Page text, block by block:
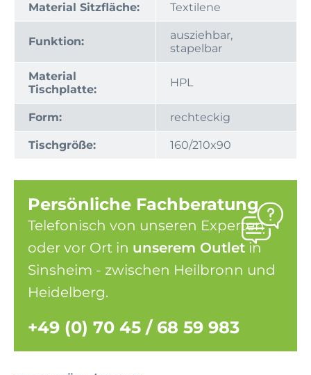
Material Sitzfläche: Textilene
Funktion:
ausziehbar,
stapelbar
Material
Tischplatte:
HPL
Form: rechteckig
Tischgröße: 160/210x90
Persönliche Fachberatung
Telefonisch von unseren Experten
oder vor Ort in unserem Outlet in
Sinsheim - zwischen Heilbronn und
Heidelberg.
+49 (0) 70 45 / 68 59 983